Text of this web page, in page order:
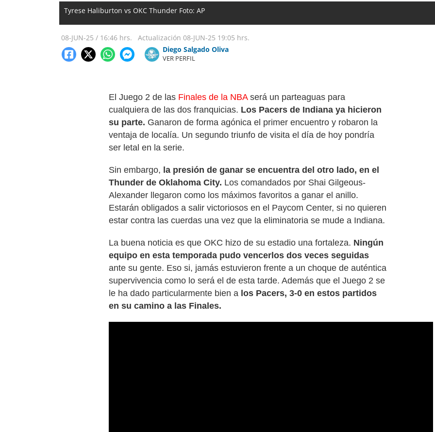
Tyrese Haliburton vs OKC Thunder Foto: AP
08-JUN-25 / 16:46 hrs. Actualización 08-JUN-25 19:05 hrs.
Diego Salgado Oliva
VER PERFIL
El Juego 2 de las Finales de la NBA será un parteaguas para
cualquiera de las dos franquicias. Los Pacers de Indiana ya hicieron
su parte. Ganaron de forma agónica el primer encuentro y robaron la
ventaja de localía. Un segundo triunfo de visita el día de hoy pondría
ser letal en la serie.
Sin embargo, la presión de ganar se encuentra del otro lado, en el
Thunder de Oklahoma City. Los comandados por Shai Gilgeous-
Alexander llegaron como los máximos favoritos a ganar el anillo.
Estarán obligados a salir victoriosos en el Paycom Center, si no quieren
estar contra las cuerdas una vez que la eliminatoria se mude a Indiana.
La buena noticia es que OKC hizo de su estadio una fortaleza. Ningún
equipo en esta temporada pudo vencerlos dos veces seguidas
ante su gente. Eso si, jamás estuvieron frente a un choque de auténtica
supervivencia como lo será el de esta tarde. Además que el Juego 2 se
le ha dado particularmente bien a los Pacers, 3-0 en estos partidos
en su camino a las Finales.